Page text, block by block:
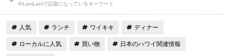
今LaniLaniで話題になっているキーワード
人気 ランチ ワイキキ ディナー
ローカルに人気 買い物 日本のハワイ関連情報